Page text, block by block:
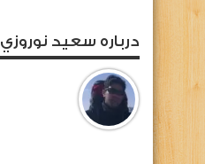
درباره سعيد نوروزي